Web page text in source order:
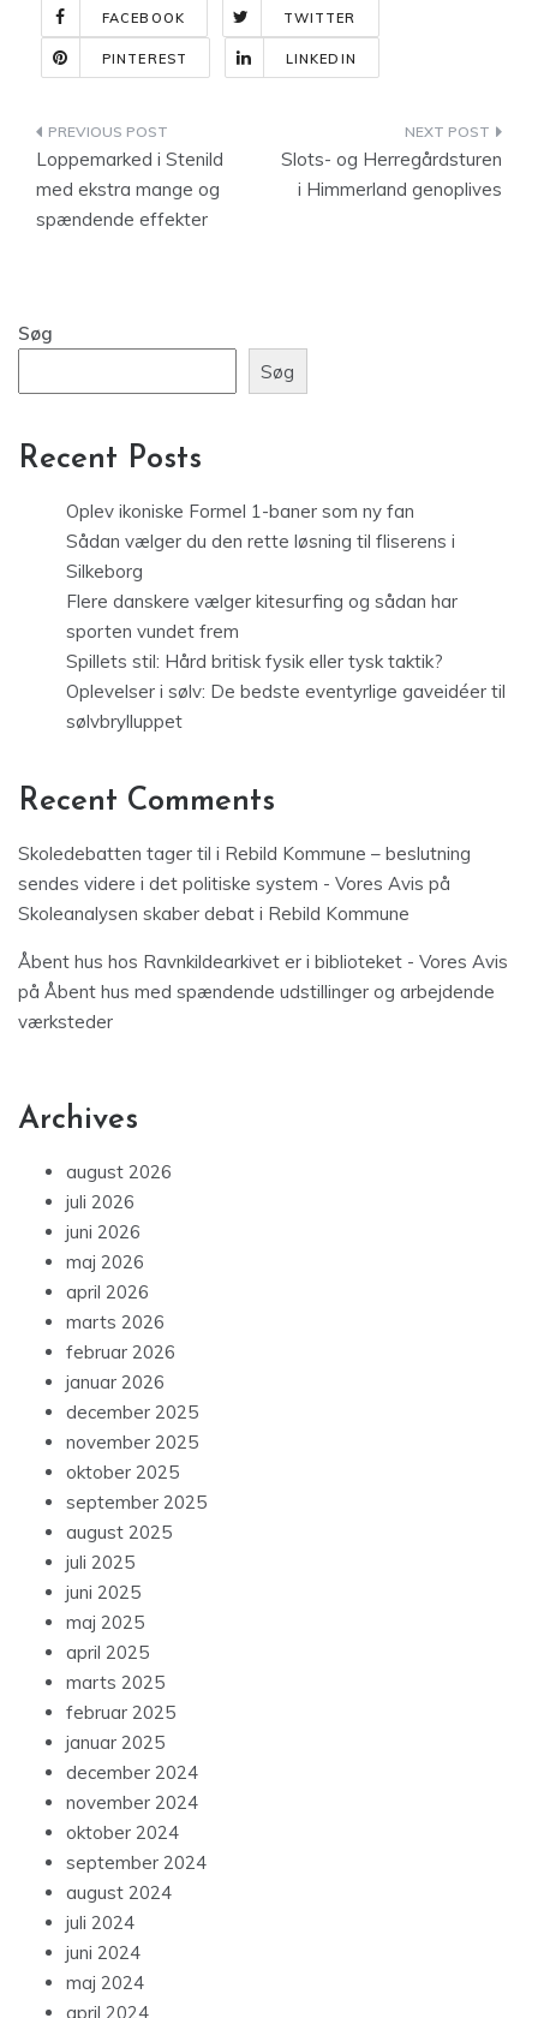
FACEBOOK TWITTER
PINTEREST LINKEDIN
Indlægsnavigation
Loppemarked i Stenild
med ekstra mange og
spændende effekter
Slots- og Herregårdsturen
i Himmerland genoplives
Søg
Søg
Recent Posts
Oplev ikoniske Formel 1-baner som ny fan
Sådan vælger du den rette løsning til fliserens i
Silkeborg
Flere danskere vælger kitesurfing og sådan har
sporten vundet frem
Spillets stil: Hård britisk fysik eller tysk taktik?
Oplevelser i sølv: De bedste eventyrlige gaveidéer til
sølvbrylluppet
Recent Comments
Skoledebatten tager til i Rebild Kommune – beslutning
sendes videre i det politiske system - Vores Avis på
Skoleanalysen skaber debat i Rebild Kommune
Åbent hus hos Ravnkildearkivet er i biblioteket - Vores Avis
på Åbent hus med spændende udstillinger og arbejdende
værksteder
Archives
august 2026
juli 2026
juni 2026
maj 2026
april 2026
marts 2026
februar 2026
januar 2026
december 2025
november 2025
oktober 2025
september 2025
august 2025
juli 2025
juni 2025
maj 2025
april 2025
marts 2025
februar 2025
januar 2025
december 2024
november 2024
oktober 2024
september 2024
august 2024
juli 2024
juni 2024
maj 2024
april 2024